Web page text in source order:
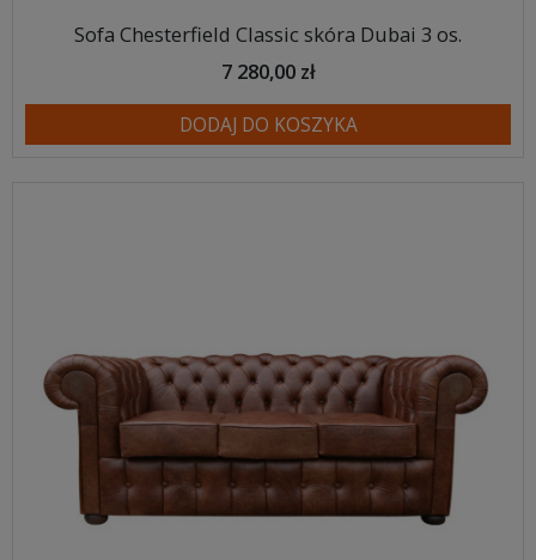
Sofa Chesterfield Classic skóra Dubai 3 os.
7 280,00 zł
DODAJ DO KOSZYKA